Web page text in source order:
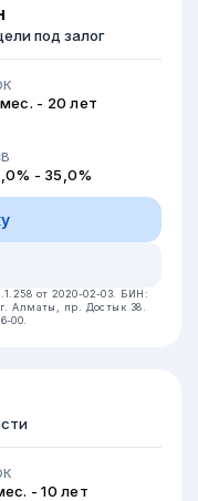
под залог
мес. - 20 лет
- 35,0%
от 2020-02-03. БИН:
Алматы, пр. Достык 38.
00.
- 10 лет